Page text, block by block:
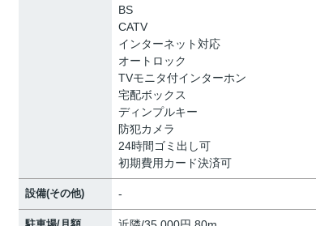
BS
CATV
インターネット対応
オートロック
TVモニタ付インターホン
宅配ボックス
ディンプルキー
防犯カメラ
24時間ゴミ出し可
初期費用カード決済可
設備(その他) -